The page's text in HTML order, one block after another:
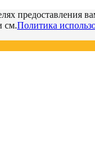
предоставления
см.Политика